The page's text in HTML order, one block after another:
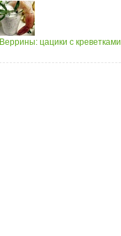
Веррины: цацики с креветками